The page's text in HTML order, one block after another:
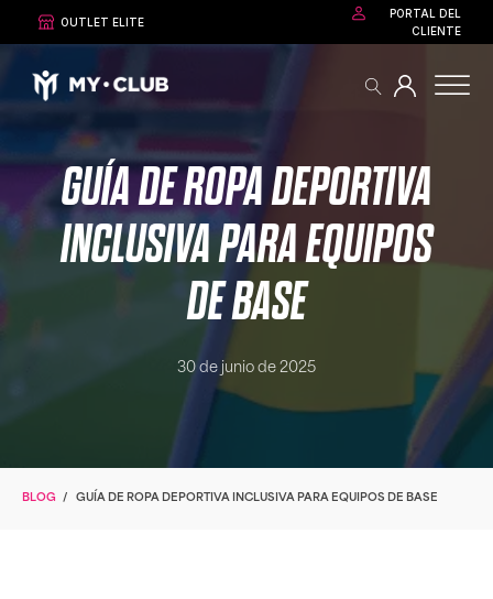
OUTLET ELITE
PORTAL DEL
CLIENTE
GUÍA DE ROPA DEPORTIVA
INCLUSIVA PARA EQUIPOS
DE BASE
30 de junio de 2025
BLOG / GUÍA DE ROPA DEPORTIVA INCLUSIVA PARA EQUIPOS DE BASE